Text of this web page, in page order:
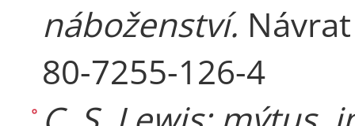
náboženství.
80-7255-126-4